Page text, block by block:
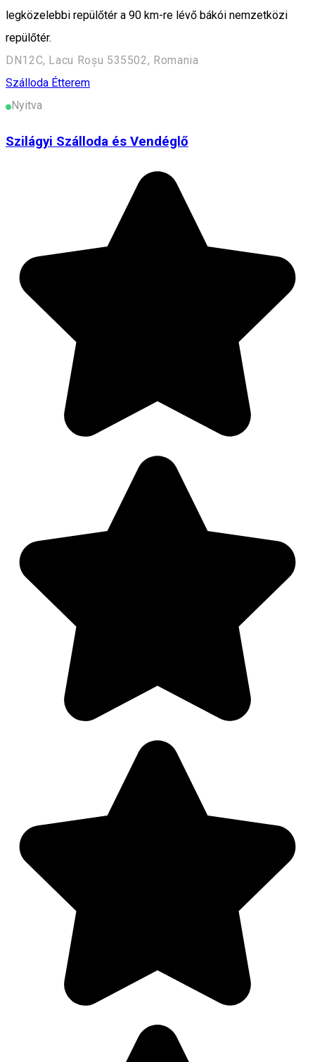
legközelebbi repülőtér a 90 km-re lévő bákói nemzetközi
repülőtér.
DN12C, Lacu Roșu 535502, Romania
Szálloda Étterem
Nyitva
Szilágyi Szálloda és Vendéglő